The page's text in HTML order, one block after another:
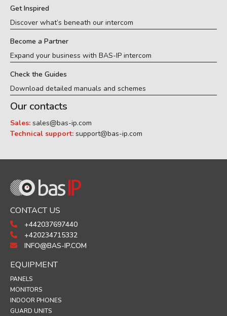
Get Inspired
Discover what’s beneath our intercom
Become a Partner
Expand your business with BAS-IP intercom
Check the Guides
Download detailed manuals and schemes
Our contacts
Sales: sales@bas-ip.com
Technical support: support@bas-ip.com
CONTACT US
+442037697440
+420234715332
INFO@BAS-IP.COM
EQUIPMENT
PANELS
MONITORS
INDOOR PHONES
GUARD UNITS